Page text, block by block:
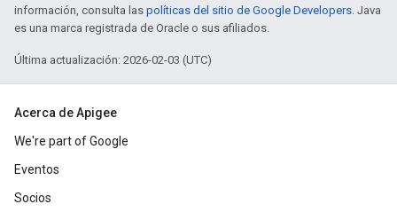
información, consulta las políticas del sitio de Google Developers. Java
es una marca registrada de Oracle o sus afiliados.
Última actualización: 2026-02-03 (UTC)
Acerca de Apigee
We're part of Google
Eventos
Socios